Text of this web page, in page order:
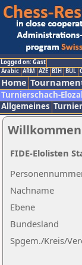
Logged on: Gast
Arabic ARM AZE BIH BUL
Home
Turnierschach-
Allgemeines
Nachname
Ebene
Bundesland
Spgem./Kreis/
FIDE-Elolisten